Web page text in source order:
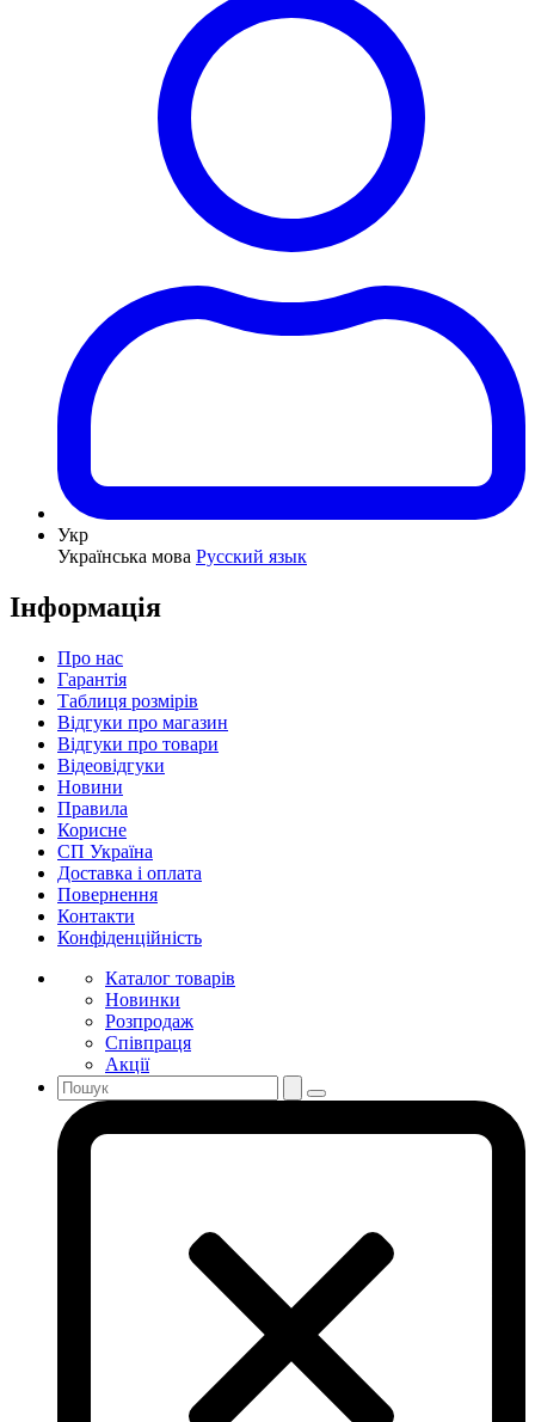
Укр
Українська мова Русский язык
Інформація
Про нас
Гарантія
Таблиця розмірів
Відгуки про магазин
Відгуки про товари
Відеовідгуки
Новини
Правила
Корисне
СП Україна
Доставка і оплата
Повернення
Контакти
Конфіденційність
Каталог товарів
Новинки
Розпродаж
Співпраця
Акції